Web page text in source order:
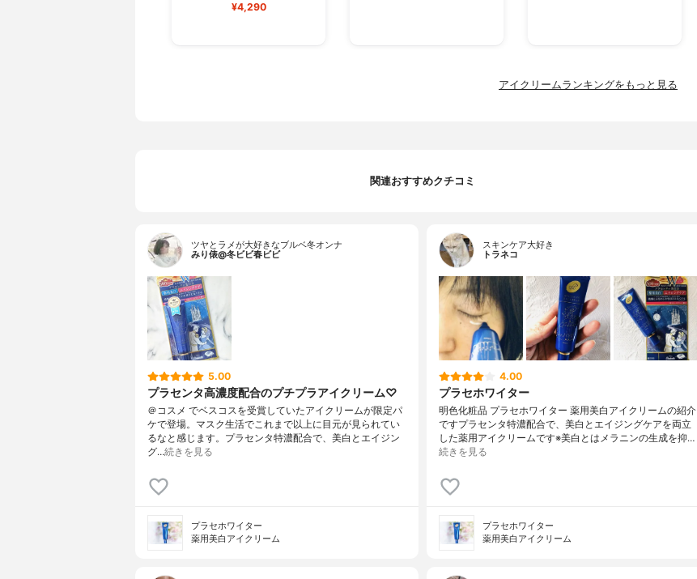
¥4,290
アイクリームランキングをもっと見る
関連おすすめクチコミ
ツヤとラメが大好きなブルベ冬オンナ
みり俵@冬ビビ春ビビ
5.00
プラセンタ高濃度配合のプチプラアイクリーム♡
＠コスメ でベスコスを受賞していたアイクリームが限定パ
ケで登場。マスク生活でこれまで以上に目元が見られてい
るなと感じます。プラセンタ特濃配合で、美白とエイジン
グ…続きを見る
プラセホワイター
薬用美白アイクリーム
スキンケア大好き
トラネコ
4.00
プラセホワイター
明色化粧品 プラセホワイター 薬用美白アイクリームの紹介
ですプラセンタ特濃配合で、美白とエイジングケアを両立
した薬用アイクリームです※美白とはメラニンの生成を抑…
続きを見る
プラセホワイター
薬用美白アイクリーム